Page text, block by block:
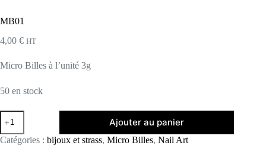
MB01
4,00 € HT
Micro Billes à l’unité 3g
50 en stock
quantité
de
MB01
Ajouter au panier
Catégories : bijoux et strass, Micro Billes, Nail Art